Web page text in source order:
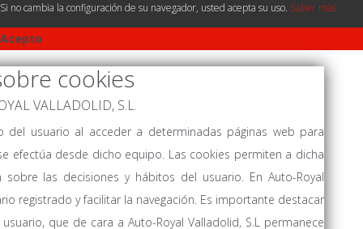
Si no cambia la configuración de su navegador, usted acepta su uso. Saber más
Acepto
cookies
VALLADOLID, S.L.
usuario al acceder a determinadas páginas web para
efectúa desde dicho equipo. Las cookies permiten a dicha
las decisiones y hábitos del usuario. En Auto-Royal
registrado y facilitar la navegación. Es importante destacar
que de cara a Auto-Royal Valladolid, S.L permanece